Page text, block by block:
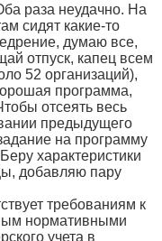
раза неудачно. На
сидят какие-то
думаю все,
отпуск, капец всем
52 организаций),
программа,
отсеять весь
предыдущего
на программу
характеристики
добавляю пару
требованиям к
нормативными
учета в